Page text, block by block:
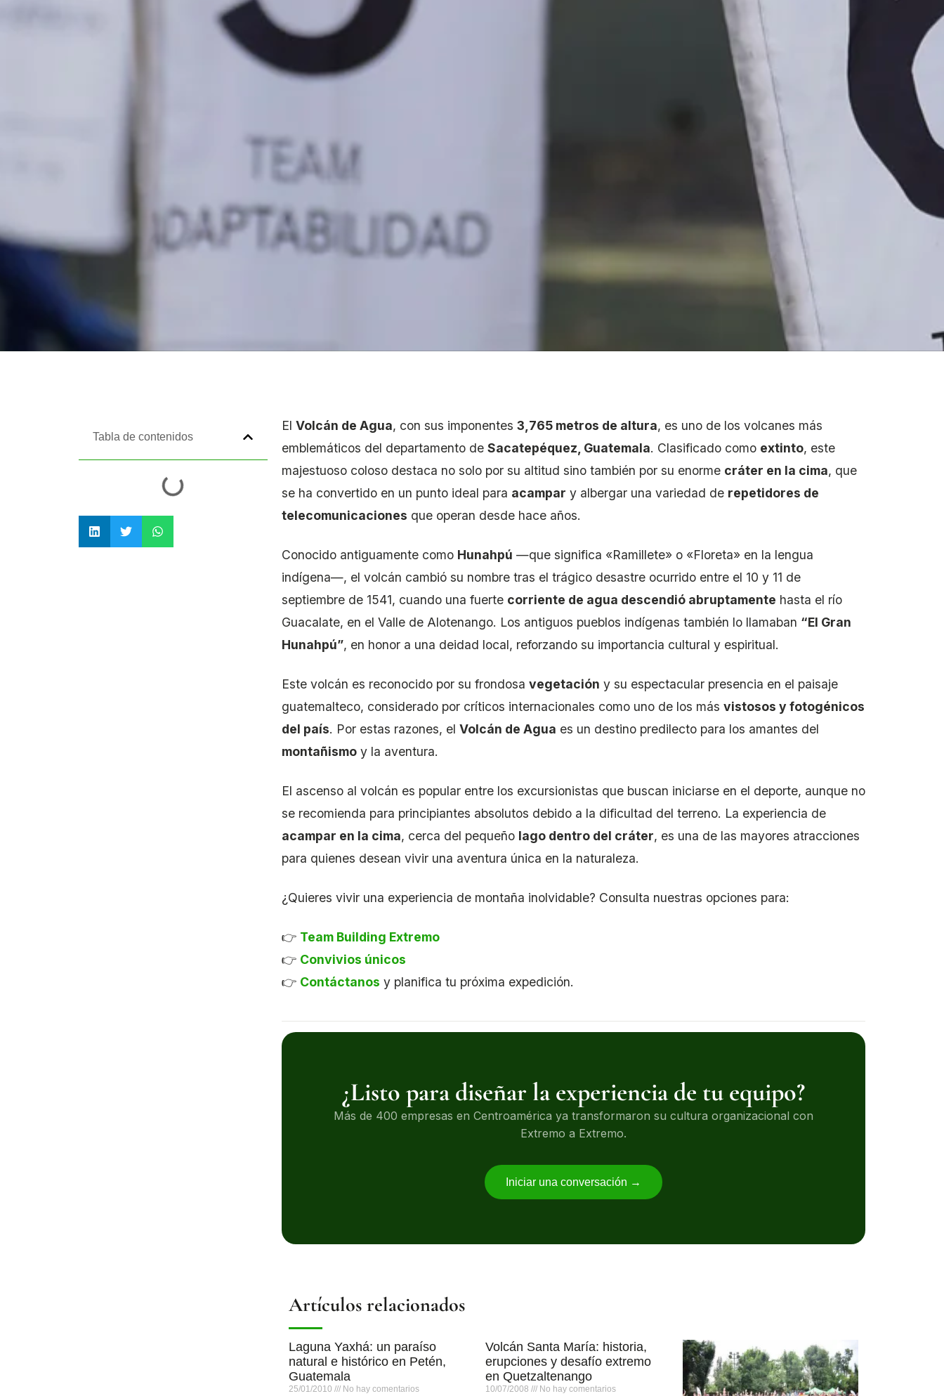
Tabla de contenidos
El Volcán de Agua, con sus imponentes 3,765 metros de altura, es uno de los volcanes más
emblemáticos del departamento de Sacatepéquez, Guatemala. Clasificado como extinto, este
majestuoso coloso destaca no solo por su altitud sino también por su enorme cráter en la cima, que
se ha convertido en un punto ideal para acampar y albergar una variedad de repetidores de
telecomunicaciones que operan desde hace años.
Conocido antiguamente como Hunahpú —que significa «Ramillete» o «Floreta» en la lengua
indígena—, el volcán cambió su nombre tras el trágico desastre ocurrido entre el 10 y 11 de
septiembre de 1541, cuando una fuerte corriente de agua descendió abruptamente hasta el río
Guacalate, en el Valle de Alotenango. Los antiguos pueblos indígenas también lo llamaban “El Gran
Hunahpú”, en honor a una deidad local, reforzando su importancia cultural y espiritual.
Este volcán es reconocido por su frondosa vegetación y su espectacular presencia en el paisaje
guatemalteco, considerado por críticos internacionales como uno de los más vistosos y fotogénicos
del país. Por estas razones, el Volcán de Agua es un destino predilecto para los amantes del
montañismoy la aventura.
El ascenso al volcán es popular entre los excursionistas que buscan iniciarse en el deporte, aunque no
se recomienda para principiantes absolutos debido a la dificultad del terreno. La experiencia de
acampar en la cima, cerca del pequeño lago dentro del cráter, es una de las mayores atracciones
para quienes desean vivir una aventura única en la naturaleza.
¿Quieres vivir una experiencia de montaña inolvidable? Consulta nuestras opciones para:
👉 Team Building Extremo
👉 Convivios únicos
👉 Contáctanos y planifica tu próxima expedición.
¿Listo para diseñar la experiencia de tu equipo?
Más de 400 empresas en Centroamérica ya transformaron su cultura organizacional con
Extremo a Extremo.
Iniciar una conversación →
Artículos relacionados
Laguna Yaxhá: un paraíso
natural e histórico en Petén,
Guatemala
25/01/2010 No hay comentarios
Volcán Santa María: historia,
erupciones y desafío extremo
en Quetzaltenango
10/07/2008 No hay comentarios